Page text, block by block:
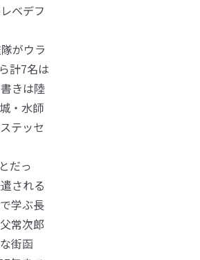
ベデフ
がウラ
計7名は
きは陸
・水師
テッセ
だっ
される
学ぶ長
常次郎
街函